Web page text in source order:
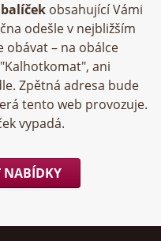
obsahující Vámi
odešle v nejbližším
obávat – na obálce
ani
Zpětná adresa bude
tento web provozuje.
vypadá.
NABÍDKY